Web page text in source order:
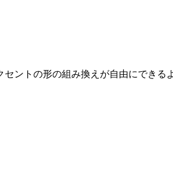
ントの形の組み換えが自由にできる